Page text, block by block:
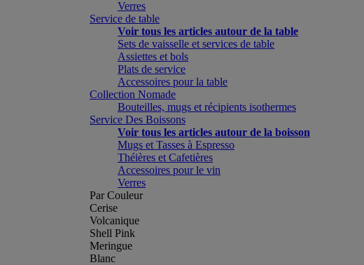
Verres
Service de table
Voir tous les articles autour de la table
Sets de vaisselle et services de table
Assiettes et bols
Plats de service
Accessoires pour la table
Collection Nomade
Bouteilles, mugs et récipients isothermes
Service Des Boissons
Voir tous les articles autour de la boisson
Mugs et Tasses à Espresso
Théières et Cafetières
Accessoires pour le vin
Verres
Par Couleur
Cerise
Volcanique
Shell Pink
Meringue
Blanc